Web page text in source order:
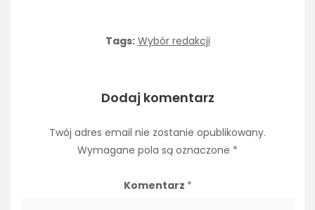
Tags: Wybór redakcji
Dodaj komentarz
Twój adres email nie zostanie opublikowany.
Wymagane pola są oznaczone *
Komentarz *